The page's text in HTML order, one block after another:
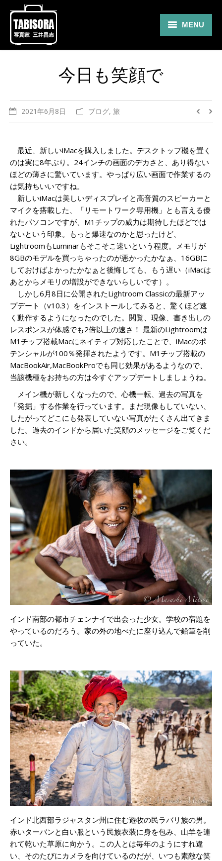
MENU
Gallery
Travel
About
Blog
Shop
Contact
今日も笑顔で
2021年6月8日 ブログ, 旅
最近、新しいiMacを購入しました。デスクトップ機を置く
のは実に8年ぶり。24インチの画面のデカさと、あり得ない
ほどの薄さに驚いています。やっぱり広い画面で作業するの
は気持ちいいですね。
新しいiMacは美しいディスプレイと高音質のスピーカーと
マイクを搭載した、「リモートワーク専用機」とも言える優
れたパソコンですが、M1チップの威力は期待したほどでは
ないという印象。もっと爆速なのかと思ったけど、
LightroomもLuminarもそこそこ速いという程度。メモリが
8GBのモデルを買っちゃったのが悪かったかなぁ、16GBに
しておけばよかったかなぁと後悔しても、もう遅い（iMacは
あとからメモリの増設ができないらしいです）。
しかし6月8日に公開されたLightroom Classicの最新アッ
プデート（v10.3）をインストールしてみると、驚くほど速
く動作するようになったのでした。閲覧、現像、書き出しの
レスポンスが体感でも2倍以上の速さ！ 最新のLightroomは
M1チップ搭載Macにネイティブ対応したことで、iMacのポ
テンシャルが100％発揮されたようです。M1チップ搭載の
MacBookAir,MacBookProでも同じ効果があるようなので、
当該機種をお持ちの方は今すぐアップデートしましょうね。
メイン機が新しくなったので、心機一転、過去の写真を
「発掘」する作業を行っています。まだ現像もしていない、
したがってどこにも発表していない写真がたくさん出てきま
した。過去のインドから届いた笑顔のメッセージをご覧くだ
さい。
インド南部の都市チェンナイで出会った少女。学校の宿題を
やっているのだろう。家の外の地べたに座り込んで鉛筆を削
っていた。
インド北西部ラジャスタン州に住む遊牧の民ラバリ族の男。
赤いターバンと白い服という民族衣装に身を包み、山羊を連
れて乾いた草原に向かう。この人とは毎年のようにすれ違
い、そのたびにカメラを向けているのだが、いつも素敵な笑